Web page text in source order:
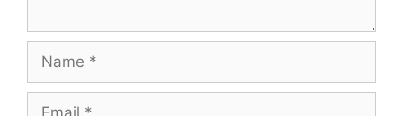
Name
Email